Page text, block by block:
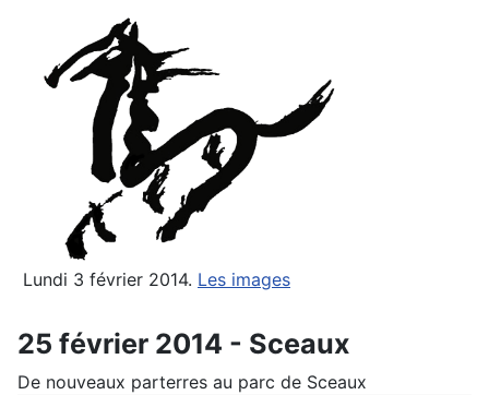
Lundi 3 février 2014. Les images
25 février 2014 - Sceaux
De nouveaux parterres au parc de Sceaux